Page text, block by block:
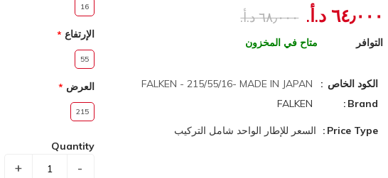
٦٤٫٠٠٠ د.أ.‏ ٦٨٫٠٠٠ د.أ.‏
التوافر متاح في المخزون
الكود الخاص
FALKEN - 215/55/16- MADE IN JAPAN
Brand
FALKEN
Price Type السعر للإطار الواحد شامل التركيب
16
الإرتفاع
55
العرض
215
Quantity
-
+